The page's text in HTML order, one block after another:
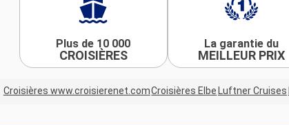
Plus de 10 000
CROISIÈRES
La garantie du
MEILLEUR PRIX
Croisières www.croisierenet.comCroisières Elbe Luftner Cruises